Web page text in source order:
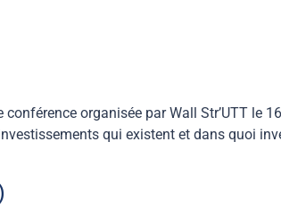
organisée par Wall Str’UTT le
qui existent et dans quoi